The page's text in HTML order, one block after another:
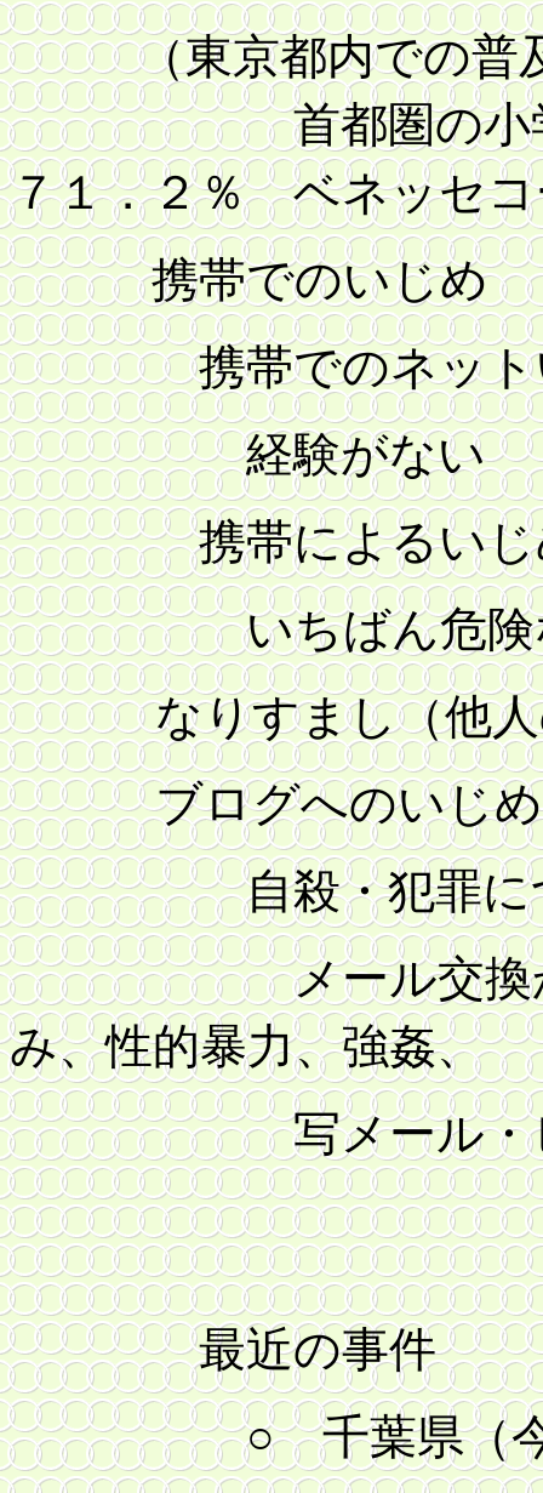
（東京都内での普
首都圏の
７１．２％ ベネッセ
携帯でのいじめ
携帯でのネッ
経験がない ９
携帯によるいじ
いちばん危険な
なりすまし（他人
ブログへのいじめ
自殺・犯罪につ
メール交換から
み、性的暴力、強姦、
写メール・ビデオ
最近の事件
○ 千葉県（今年５